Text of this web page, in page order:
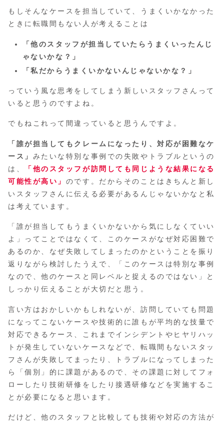
もしそんなケースを担当していて、うまくいかなかった
ときに転職間もない人が考えることは
「他のスタッフが担当していたらうまくいったんじ
ゃないかな？」
「私だからうまくいかないんじゃないかな？」
っていう風な思考をしてしまう新しいスタッフさんって
いると思うのですよね。
でもねこれって間違っていると思うんですよ。
「誰が担当してもクレームになったり、対応が困難なケ
ース」 みたいな特別な事例での失敗やトラブルというの
は、
「他のスタッフが訪問しても同じような結果になる
可能性が高い」 のです。だからそのことはきちんと新し
いスタッフさんに伝える必要があるんじゃないかなと私
は考えています。
「誰が担当してもうまくいかないから気にしなくていい
よ」ってことではなくて、このケースがなぜ対応困難で
あるのか、なぜ失敗してしまったのかということを振り
返りながら検討したうえで、「このケースは特別な事例
なので、他のケースと同レベルと捉えるのではない」と
しっかり伝えることが大切だと思う。
言い方はおかしいかもしれないが、訪問していても問題
になってこないケースや技術的に誰もが平均的な技量で
対応できるケース、これまでインシデントやヒヤリハッ
トが発生していないケースなどで、転職間もないスタッ
フさんが失敗してまったり、トラブルになってしまった
ら「個別」的に課題があるので、その課題に対してフォ
ローしたり技術研修をしたり接遇研修などを実施するこ
とが必要になると思います。
だけど、他のスタッフと比較しても技術や対応の方法が